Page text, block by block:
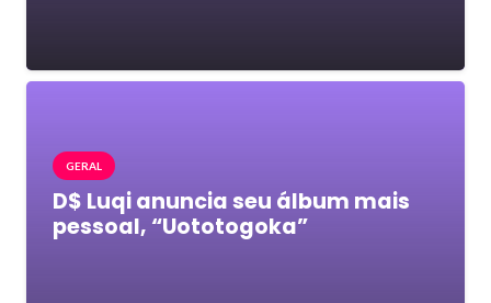
GERAL
D$ Luqi anuncia seu álbum mais
pessoal, “Uototogoka”